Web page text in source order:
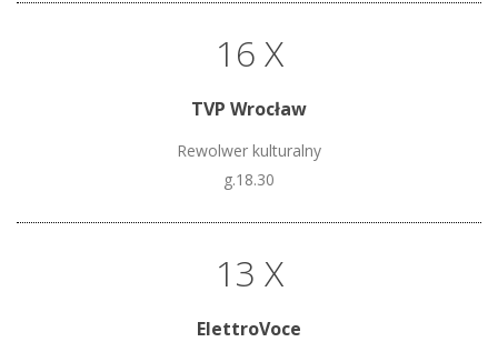
16 X
TVP Wrocław
Rewolwer kulturalny
g.18.30
13 X
ElettroVoce